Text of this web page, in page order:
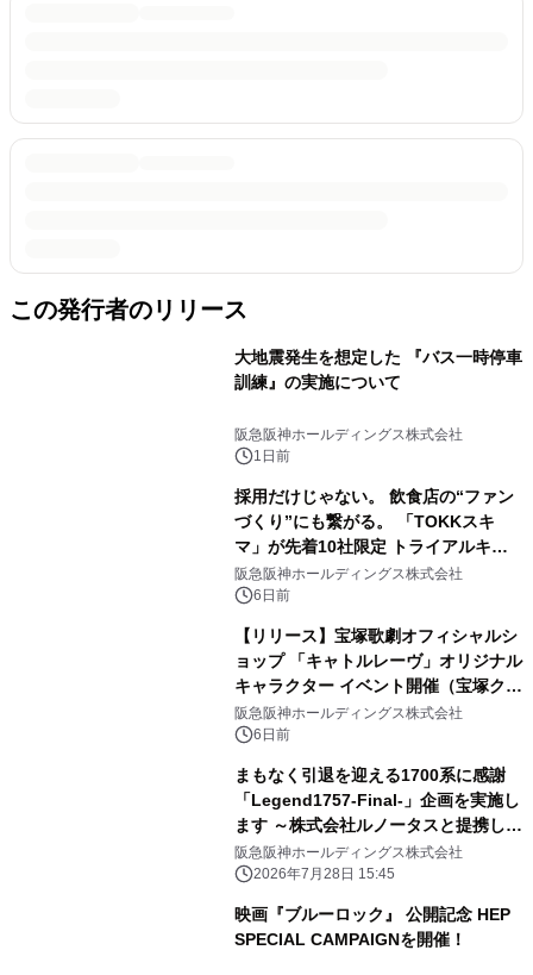
この発行者のリリース
大地震発生を想定した 『バス一時停車
訓練』の実施について
阪急阪神ホールディングス株式会社
1日前
採用だけじゃない。 飲食店の“ファン
づくり”にも繋がる。 「TOKKスキ
マ」が先着10社限定 トライアルキャ
ンペーンを開始
阪急阪神ホールディングス株式会社
6日前
【リリース】宝塚歌劇オフィシャルシ
ョップ 「キャトルレーヴ」オリジナル
キャラクター イベント開催（宝塚クリ
エイティブアーツ）
阪急阪神ホールディングス株式会社
6日前
まもなく引退を迎える1700系に感謝
「Legend1757-Final-」企画を実施し
ます ～株式会社ルノータスと提携し
「Legend1757記念腕時計」を発売し
ます～
阪急阪神ホールディングス株式会社
2026年7月28日 15:45
映画『ブルーロック』 公開記念 HEP
SPECIAL CAMPAIGNを開催！